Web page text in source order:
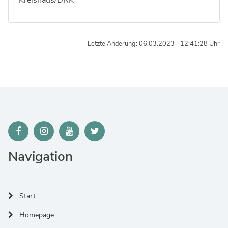
Letzte Änderung: 06.03.2023 - 12:41:28 Uhr
Navigation
Start
Homepage